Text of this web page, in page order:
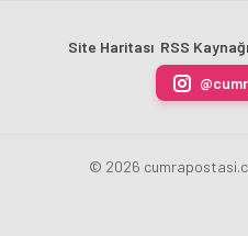
Yükseliyor
Site Haritası RSS Kaynağı
© 2026